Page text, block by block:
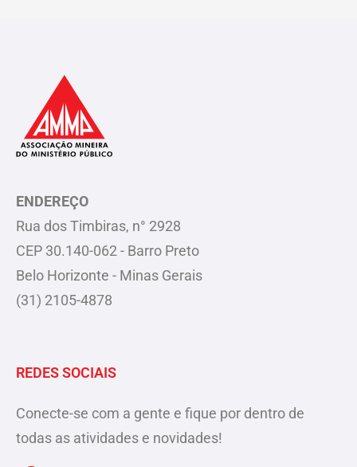
ENDEREÇO
Rua dos Timbiras, n° 2928
CEP 30.140-062 - Barro Preto
Belo Horizonte - Minas Gerais
(31) 2105-4878
REDES SOCIAIS
Conecte-se com a gente e fique por dentro de
todas as atividades e novidades!